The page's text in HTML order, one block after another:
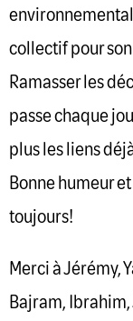
collectif pour
Ramasser les
passe chaque
plus les liens
Bonne humeur
toujours!
Merci à Jérémy,
Bajram, Ibrahim,